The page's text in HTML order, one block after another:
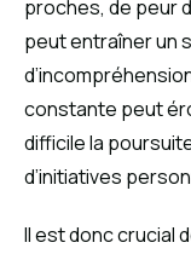
proches, de peur
peut entraîner un
constante peut
difficile la
d’initiatives
Il est donc crucial